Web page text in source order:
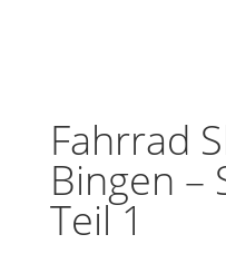
Fahrrad
Bingen –
Teil 1